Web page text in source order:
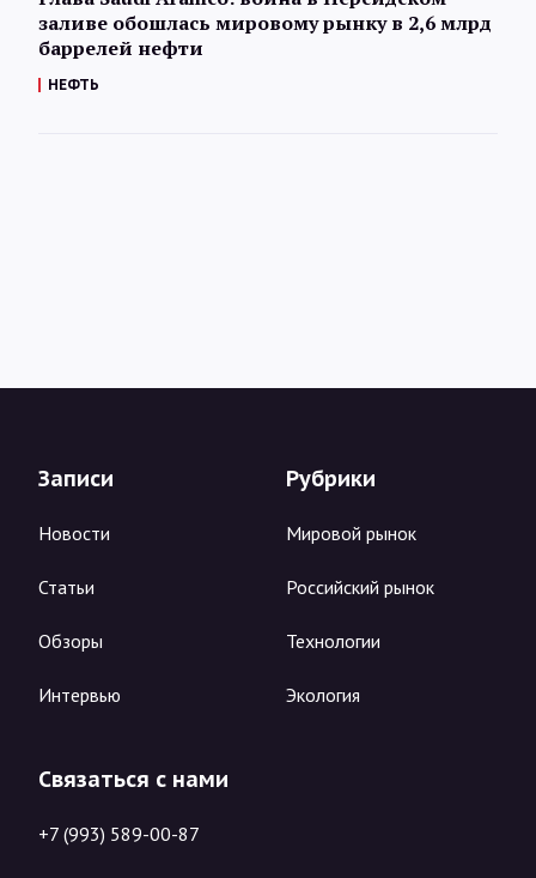
заливе обошлась мировому рынку в 2,6 млрд
баррелей нефти
НЕФТЬ
Записи
Новости
Статьи
Обзоры
Интервью
Рубрики
Мировой рынок
Российский рынок
Технологии
Экология
Связаться с нами
+7 (993) 589-00-87